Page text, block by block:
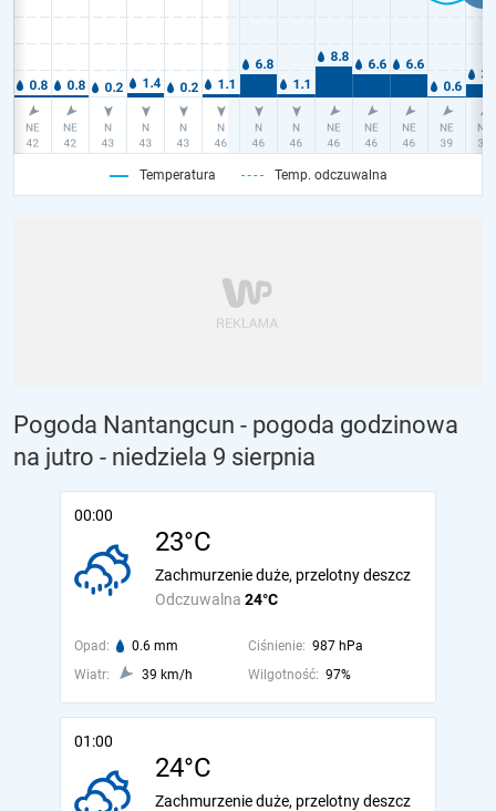
Temperatura Temp. odczuwalna
Pogoda Nantangcun - pogoda godzinowa
na jutro - niedziela 9 sierpnia
00:00
23°C
Odczuwalna 24°C
Zachmurzenie duże, przelotny deszcz
Opad: 0.6 mm Ciśnienie: 987 hPa
Wiatr:
39 km/h Wilgotność: 97%
01:00
24°C
Zachmurzenie duże, przelotny deszcz